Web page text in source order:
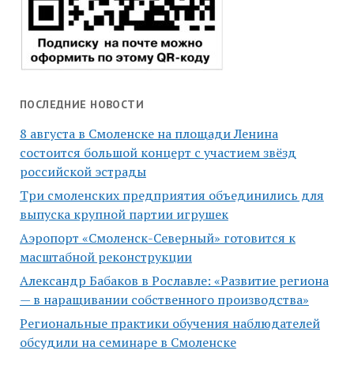
ПОСЛЕДНИЕ НОВОСТИ
8 августа в Смоленске на площади Ленина
состоится большой концерт с участием звёзд
российской эстрады
Три смоленских предприятия объединились для
выпуска крупной партии игрушек
Аэропорт «Смоленск-Северный» готовится к
масштабной реконструкции
Александр Бабаков в Рославле: «Развитие региона
— в наращивании собственного производства»
Региональные практики обучения наблюдателей
обсудили на семинаре в Смоленске